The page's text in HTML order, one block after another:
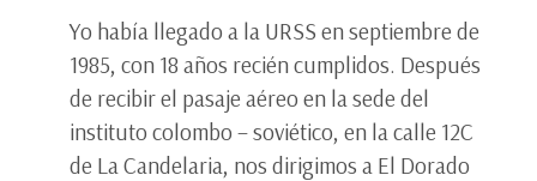
Yo había llegado a la URSS en septiembre de
1985, con 18 años recién cumplidos. Después
de recibir el pasaje aéreo en la sede del
instituto colombo – soviético, en la calle 12C
de La Candelaria, nos dirigimos a El Dorado